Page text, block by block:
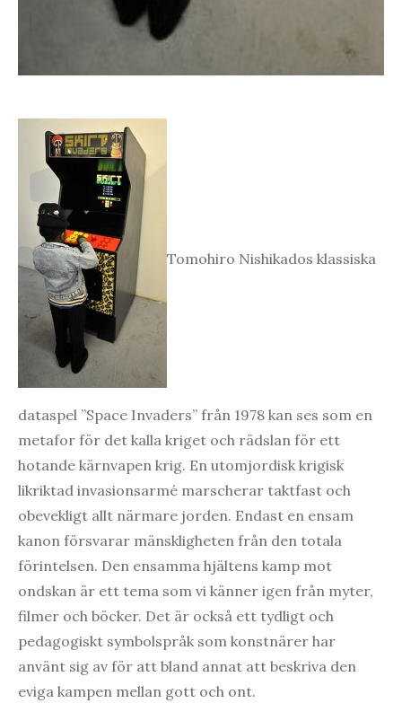
Tomohiro Nishikados klassiska
dataspel ”Space Invaders” från 1978 kan ses som en
metafor för det kalla kriget och rädslan för ett
hotande kärnvapen krig. En utomjordisk krigisk
likriktad invasionsarmé marscherar taktfast och
obevekligt allt närmare jorden. Endast en ensam
kanon försvarar mänskligheten från den totala
förintelsen. Den ensamma hjältens kamp mot
ondskan är ett tema som vi känner igen från myter,
filmer och böcker. Det är också ett tydligt och
pedagogiskt symbolspråk som konstnärer har
använt sig av för att bland annat att beskriva den
eviga kampen mellan gott och ont.